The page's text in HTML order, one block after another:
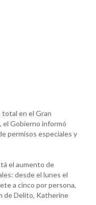
en el Gran
el Gobierno informó
permisos especiales y
el aumento de
desde el lunes el
a cinco por persona,
de Delito, Katherine